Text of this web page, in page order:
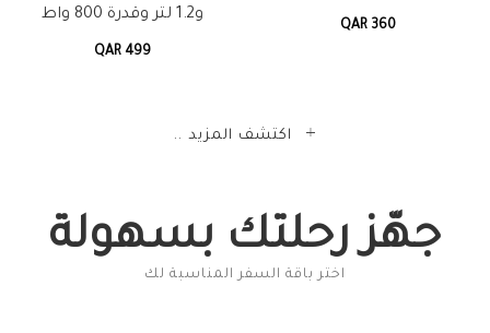
QAR 360
و1.2 لتر وقدرة 800 واط
QAR 499
اكتشف المزيد ..
جهّز رحلتك بسهولة
اختر باقة السفر المناسبة لك